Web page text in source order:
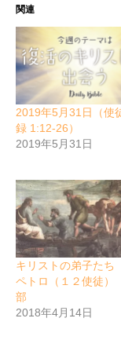
関連
2019年5月31日（使
録 1:12-26）
2019年5月31日
キリストの弟子たち
ペトロ（１２使徒
部
2018年4月14日